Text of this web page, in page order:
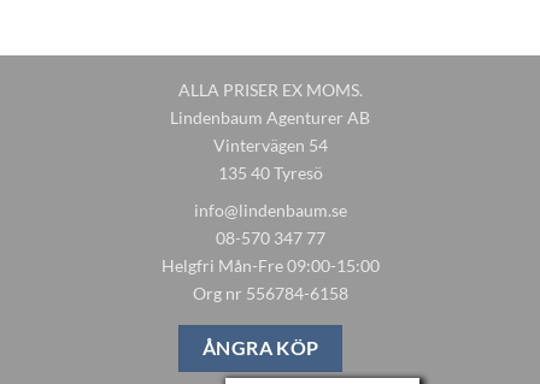
ALLA PRISER EX MOMS.
Lindenbaum Agenturer AB
Vintervägen 54
135 40 Tyresö
info@lindenbaum.se
08-570 347 77
Helgfri Mån-Fre 09:00-15:00
Org nr 556784-6158
ÅNGRA KÖP